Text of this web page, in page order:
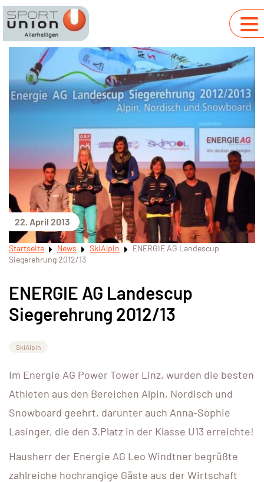
22. April 2013
Startseite News SkiAlpin
ENERGIE AG Landescup
Siegerehrung 2012/13
ENERGIE AG Landescup
Siegerehrung 2012/13
SkiAlpin
Im Energie AG Power Tower Linz, wurden die besten
Athleten aus den Bereichen Alpin, Nordisch und
Snowboard geehrt, darunter auch Anna-Sophie
Lasinger, die den 3.Platz in der Klasse U13 erreichte!
Hausherr der Energie AG Leo Windtner begrüßte
zahlreiche hochrangige Gäste aus der Wirtschaft